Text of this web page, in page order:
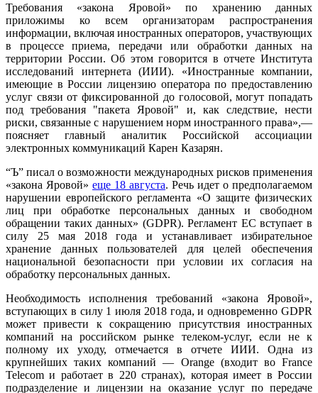
Требования «закона Яровой» по хранению данных
приложимы ко всем организаторам распространения
информации, включая иностранных операторов, участвующих
в процессе приема, передачи или обработки данных на
территории России. Об этом говорится в отчете Института
исследований интернета (ИИИ). «Иностранные компании,
имеющие в России лицензию оператора по предоставлению
услуг связи от фиксированной до голосовой, могут попадать
под требования "пакета Яровой" и, как следствие, нести
риски, связанные с нарушением норм иностранного права»,—
поясняет главный аналитик Российской ассоциации
электронных коммуникаций Карен Казарян.
“Ъ” писал о возможности международных рисков применения
«закона Яровой» еще 18 августа. Речь идет о предполагаемом
нарушении европейского регламента «О защите физических
лиц при обработке персональных данных и свободном
обращении таких данных» (GDPR). Регламент ЕС вступает в
силу 25 мая 2018 года и устанавливает избирательное
хранение данных пользователей для целей обеспечения
национальной безопасности при условии их согласия на
обработку персональных данных.
Необходимость исполнения требований «закона Яровой»,
вступающих в силу 1 июля 2018 года, и одновременно GDPR
может привести к сокращению присутствия иностранных
компаний на российском рынке телеком-услуг, если не к
полному их уходу, отмечается в отчете ИИИ. Одна из
крупнейших таких компаний — Orange (входит во France
Telecom и работает в 220 странах), которая имеет в России
подразделение и лицензии на оказание услуг по передаче